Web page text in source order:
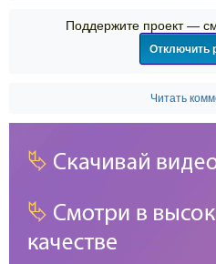
Поддержите проект —
Отключить
Читать